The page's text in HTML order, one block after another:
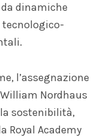
dinamiche
tecnologico-
l’assegnazione
Nordhaus
sostenibilità,
Royal Academy